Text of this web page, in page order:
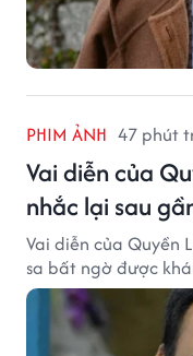
PHIM ẢNH 47 phút
Vai diễn của
nhắc lại sau
Vai diễn của Quyền
sa bất ngờ được